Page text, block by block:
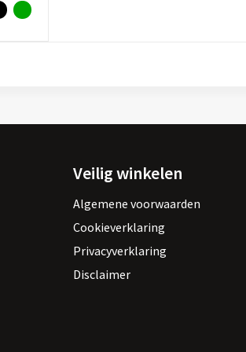
Veilig winkelen
Algemene voorwaarden
Cookieverklaring
Privacyverklaring
Disclaimer